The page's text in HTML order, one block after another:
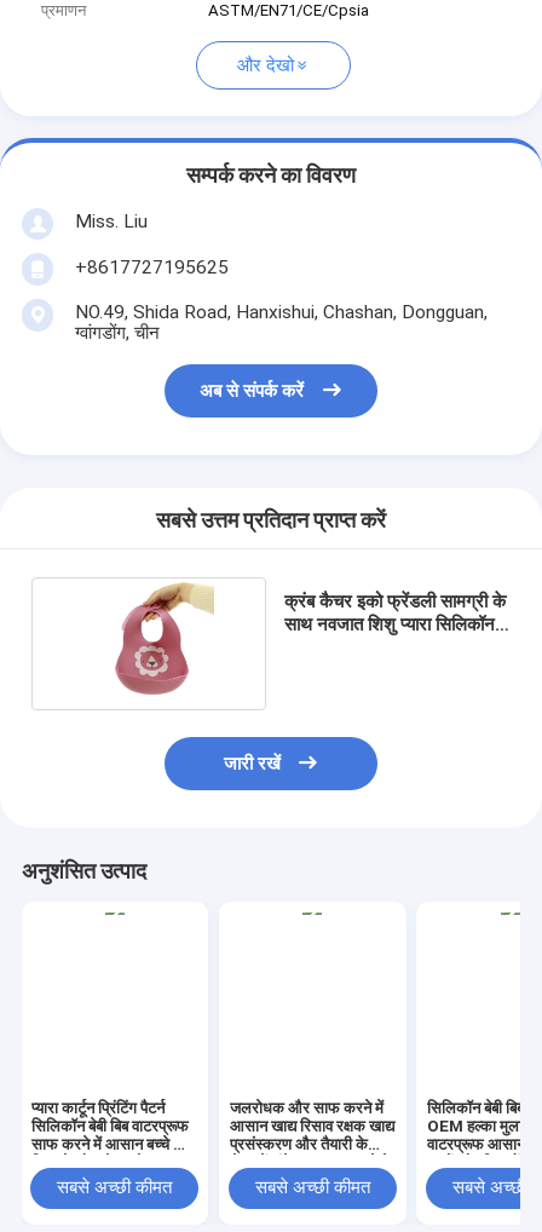
प्रमाणन
ASTM/EN71/CE/Cpsia
और देखो
सम्पर्क करने का विवरण
Miss. Liu
+8617727195625
NO.49, Shida Road, Hanxishui, Chashan, Dongguan,
ग्वांगडोंग, चीन
अब से संपर्क करें
सबसे उत्तम प्रतिदान प्राप्त करें
क्रंब कैचर इको फ्रेंडली सामग्री के
साथ नवजात शिशु प्यारा सिलिकॉन
जारी रखें
अनुशंसित उत्पाद
प्यारा कार्टून प्रिंटिंग पैटर्न
सिलिकॉन बेबी बिब वाटरप्रूफ
साफ करने में आसान बच्चे को
सुरक्षा के लिए आदर्श
सबसे अच्छी कीमत
जलरोधक और साफ करने में
आसान खाद्य रिसाव रक्षक खाद्य
प्रसंस्करण और तैयारी के
लिए डिज़ाइन किया गया
सबसे अच्छी कीमत
सिलिकॉन बेबी बिब
OEM हल्का
वाटरप्रूफ आसान
फीडिंग एसेंशियल
सबसे अच्छी